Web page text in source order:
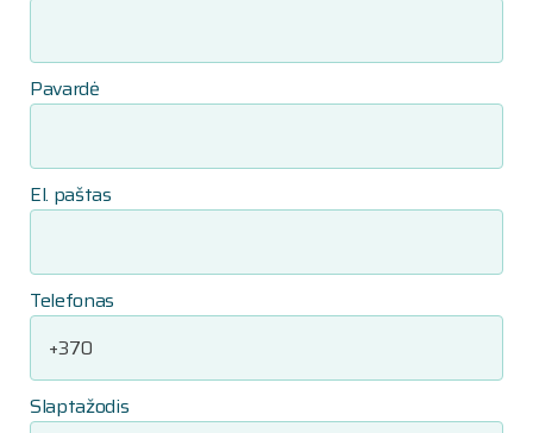
Pavardė
El. paštas
Telefonas
Slaptažodis